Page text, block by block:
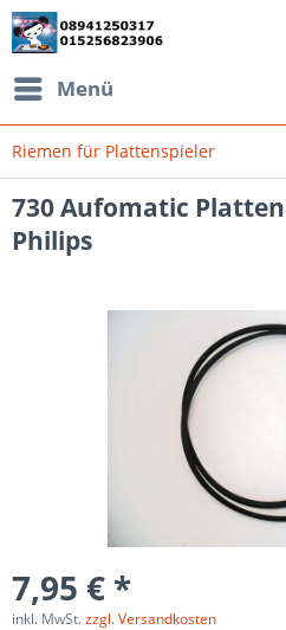
Menü
Riemen für Plattenspieler
730 Aufomatic
Philips
7,95 € *
inkl. MwSt.zzgl. Versandkosten